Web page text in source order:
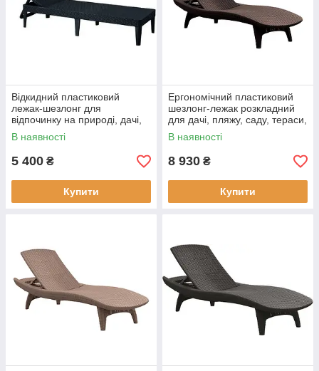
Відкидний пластиковий
лежак-шезлонг для
відпочинку на природі, дачі,
пляжі, Keter Jaipur Sun
lounger, 187,5x58,2x29
В наявності
5 400 ₴
Купити
Ергономічний пластиковий
шезлонг-лежак розкладний
для дачі, пляжу, саду, тераси,
Keter Pacific, 197х75х41 см
В наявності
8 930 ₴
Купити